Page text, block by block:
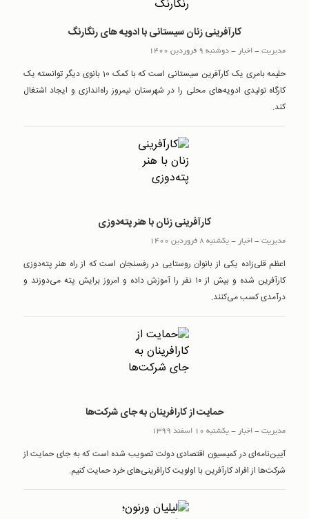
کارآفرینی زنان سیستانی با ادویه های رنگارنگ
مدیریت-اخبار -دوشنبه 9 فروردین 1400
حلیمه بامری یک کارآفرین سیستانی است که با کمک 10 بانوی دیگر توانسته یک
کارگاه تولیدی ادویه‌های محلی را در شهرستان نیمروز راه‌اندازی و ایجاد اشتغال
کند.
کارآفرینی زنان با هنر پته‌دوزی
مدیریت-اخبار -یکشنبه 8 فروردین 1400
اعظم قلی‌زاده یکی از بانوان روستایی در رفسنجان است که از راه هنر پته‌دوزی
کارآفرین شده و بیش از ۱۰ نفر را آموزش داده و امروز برایش پته می‌دوزند و
درآمدی کسب می‌کنند.
حمایت از کارافرینان به جای شرکت‌ها
مدیریت-اخبار -یکشنبه 10 اسفند 1399
آیین‌نامه‌ای در کمیسیون اقتصادی دولت تصویب شده است که به جای حمایت از
شرکت‌ها از افراد کارآفرین با اولویت کارافرینی‌های خرد حمایت کنیم.